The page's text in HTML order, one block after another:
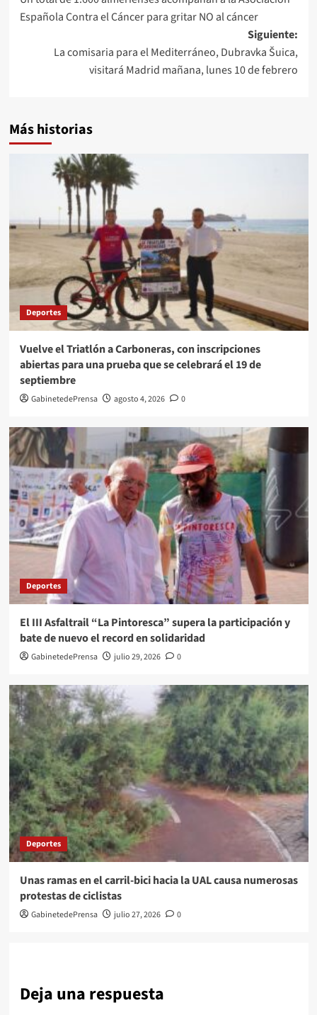
de
entradas
Española Contra el Cáncer para gritar NO al cáncer
Siguiente:
La comisaria para el Mediterráneo, Dubravka Šuica,
visitará Madrid mañana, lunes 10 de febrero
Más historias
Deportes
Vuelve el Triatlón a Carboneras, con inscripciones
abiertas para una prueba que se celebrará el 19 de
septiembre
GabinetedePrensa agosto 4, 2026 0
Deportes
El III Asfaltrail “La Pintoresca” supera la participación y
bate de nuevo el record en solidaridad
GabinetedePrensa julio 29, 2026 0
Deportes
Unas ramas en el carril-bici hacia la UAL causa numerosas
protestas de ciclistas
GabinetedePrensa julio 27, 2026 0
Deja una respuesta